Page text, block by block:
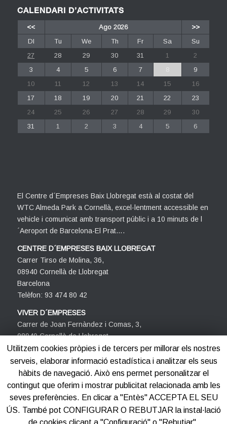
CALENDARI D’ACTIVITATS
<< Ago 2026
>>
Dl
Tu We Th Fr Sa
Su
27
28 29 30 31 1
2
3
4 5 6 7 8
9
10
11 12 13 14 15
16
17
18 19 20 21 22
23
24
25 26 27 28 29
30
31
1 2 3 4 5 6
El Centre d´Empreses Baix Llobregat està al costat del
WTC Almeda Park a Cornellà, excel·lentment accessible en
vehicle i comunicat amb transport públic i a 10 minuts de l
´Aeroport de Barcelona-El Prat….
CENTRE D´EMPRESES BAIX LLOBREGAT
Carrer Tirso de Molina, 36,
08940 Cornellà de Llobregat
Barcelona
Telèfon: 93 474 80 42
VIVER D´EMPRESES
Carrer de Joan Fernàndez i Comas, 3,
08940 Cornellà de Llobregat
Barcelona
Telèfon: 93 474 80 42
Utilitzem cookies pròpies i de tercers per millorar els nostres
serveis, elaborar informació estadística i analitzar els seus
hàbits de navegació. Això ens permet personalitzar el
contingut que oferim i mostrar publicitat relacionada amb les
seves preferències. En clicar a "Entès" ACCEPTA EL SEU
ÚS. També pot CONFIGURAR O REBUTJAR la instal·lació
de cookies clicant a "Configuració" o "Rebutjar".